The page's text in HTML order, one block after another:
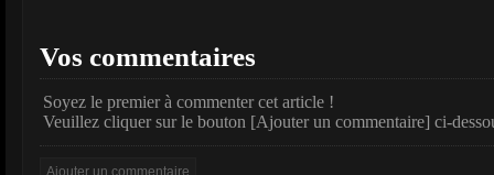
Vos commentaires
Soyez le premier à commenter cet article !
Veuillez cliquer sur le bouton [Ajouter un commentaire] ci-